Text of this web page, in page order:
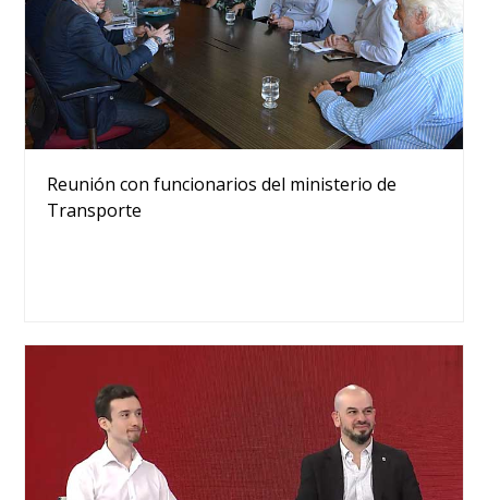
Reunión con funcionarios del ministerio de
Transporte